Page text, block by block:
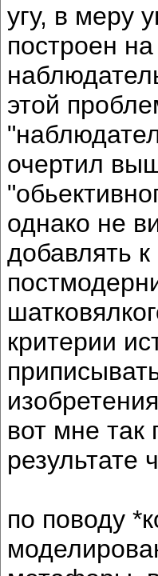
угу, в меру
построен
этой
очертил
однако не
добавлять
критерии
вот мне
результате
по поводу